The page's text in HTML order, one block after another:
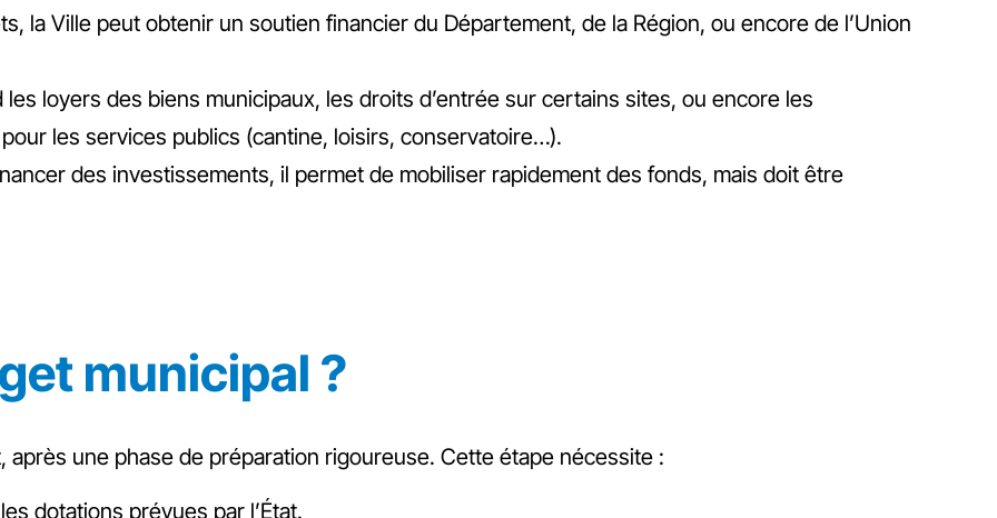
la Ville peut obtenir un soutien financier du Département, de la Région, ou encore de l’Union
les loyers des biens municipaux, les droits d’entrée sur certains sites, ou encore les
les services publics (cantine, loisirs, conservatoire…).
des investissements, il permet de mobiliser rapidement des fonds, mais doit être
municipal ?
après une phase de préparation rigoureuse. Cette étape nécessite :
dotations prévues par l’État.